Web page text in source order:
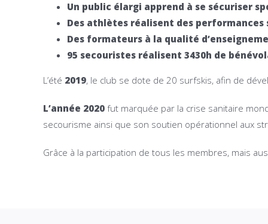
Un public élargi apprend à se sécuriser
Des athlètes réalisent des
Des formateurs à la qualité
95 secouristes réalisent 3430h de
L’été 2019, le club se dote de 20 surfskis, afin de
L’année 2020 fut marquée par la crise sanitaire
secourisme ainsi que son soutien opérationnel aux
Grâce à la participation de tous les membres, mais